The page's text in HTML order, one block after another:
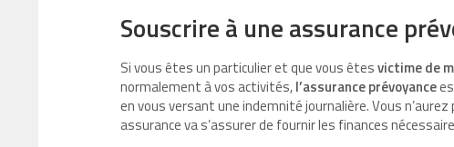
Souscrire à une assurance
Si vous êtes un particulier et que vousêtesvictime de
normalement à vos activités,l’assurance prévoyance
en vous versant une indemnité journalière. Vous
assurance va s’assurer de fournir les finances